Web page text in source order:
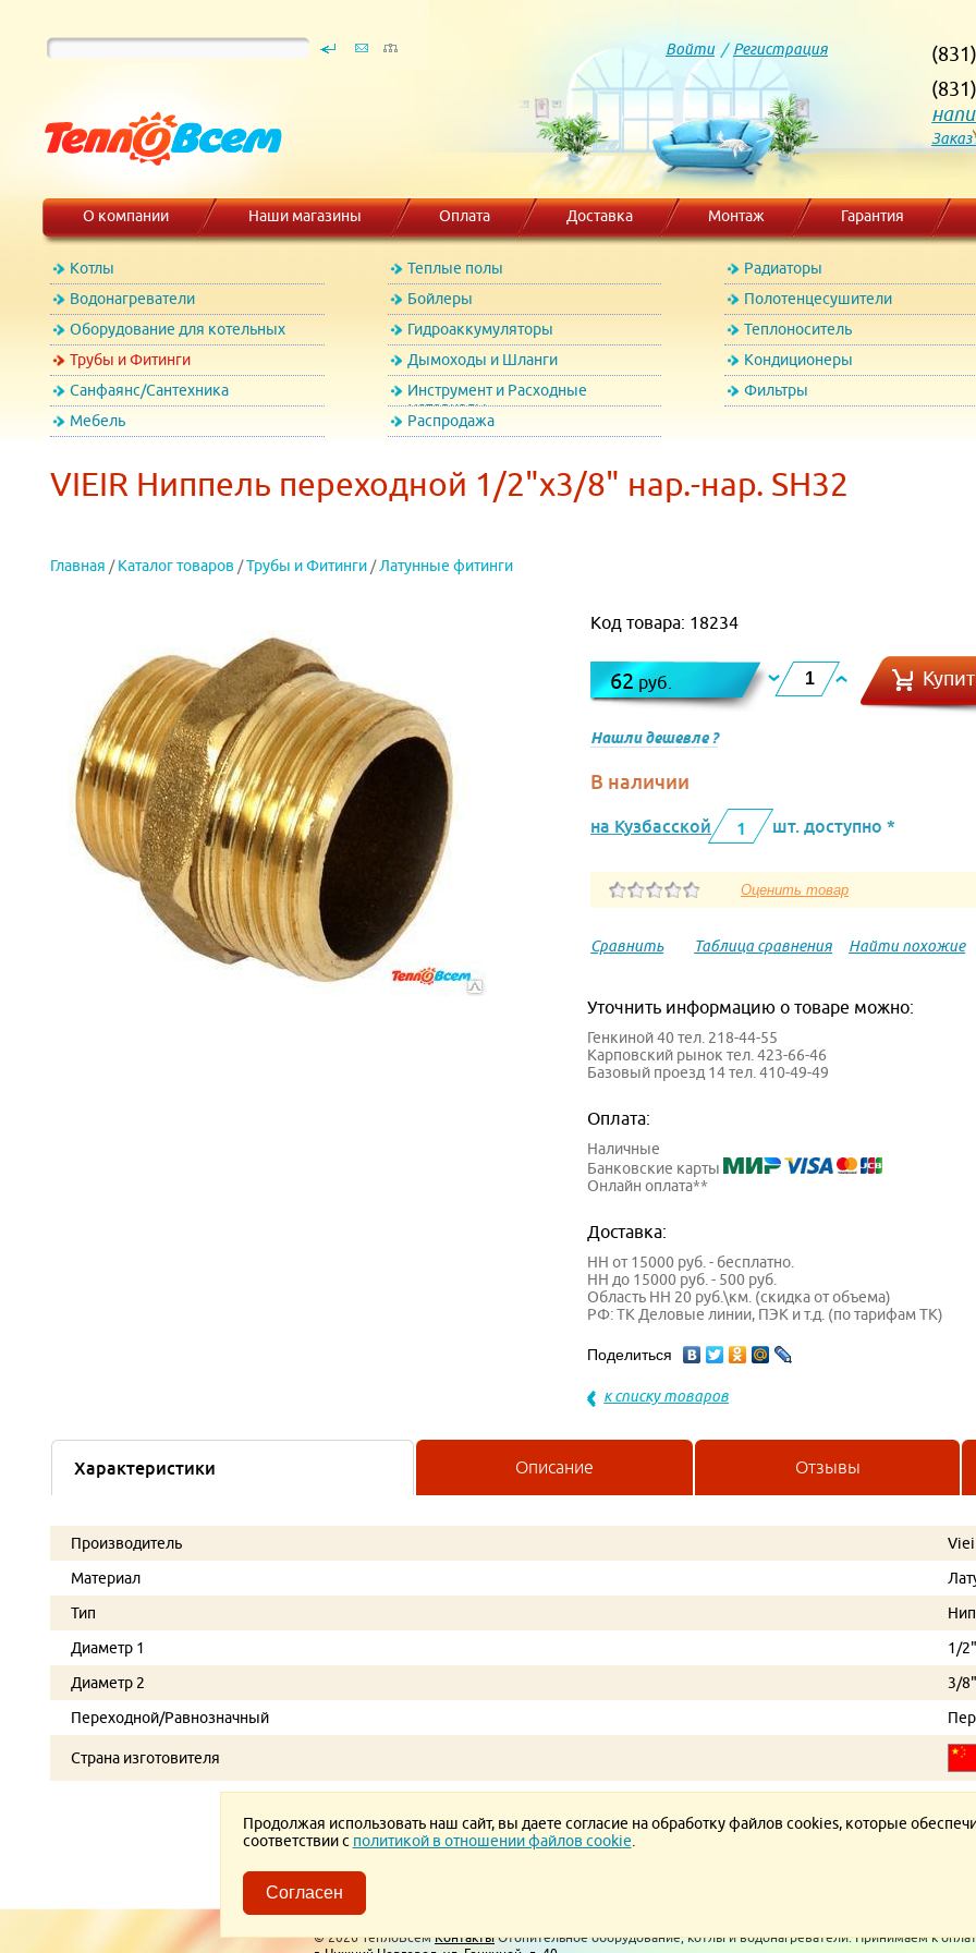
Войти/ Регистрация
Заказ
О компании Наши магазины Оплата Доставка Монтаж Гарантия
Котлы Теплые полы
Радиаторы
Водонагреватели
Бойлеры
Полотенцесушители
Оборудование для котельных
Гидроаккумуляторы
Теплоноситель
Трубы и Фитинги
Дымоходы и Шланги
Кондиционеры
Санфаянс/Сантехника
Инструмент и Расходные
материалы
Фильтры
Мебель
Распродажа
VIEIR Ниппель переходной 1/2"х3/8" нар.-нар. SH32
Главная / Каталог товаров /Трубы и Фитинги / Латунные фитинги
Код товара: 18234
62руб.
Нашли дешевле ?
В наличии
на Кузбасской 1 шт. доступно *
Сравнить Таблица сравнения Найти похожие
Уточнить информацию о товаре можно:
Генкиной 40 тел. 218-44-55
Карповский рынок тел. 423-66-46
Базовый проезд 14 тел. 410-49-49
Оплата:
Наличные
Банковские карты
Онлайн оплата**
Доставка:
НН от 15000 руб. - бесплатно.
НН до 15000 руб. - 500 руб.
Область НН 20 руб.\км. (скидка от объема)
РФ: ТК Деловые линии, ПЭК и т.д. (по тарифам ТК)
Поделиться
к списку товаров
Характеристики Описание Отзывы
Производитель
Материал
Тип
Диаметр 1
1/
Диаметр 2
3/
Переходной/Равнозначный
Страна изготовителя
Пользовательское соглашение.
© 2026 ТеплоВсемКонтактыОтопительное оборудование, котлы и водонагреватели. Принимаем к
Продолжая использовать наш сайт, вы даете согласие на обработку файлов cookies, которые
соответствии с политикой в отношении файлов cookie
Согласен